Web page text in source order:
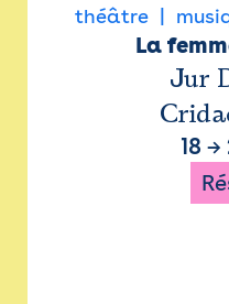
théâtre
La
Jur
18 →